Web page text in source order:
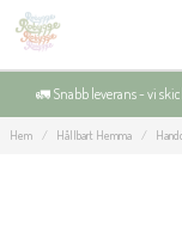
🚛 Snabb leverans - vi
Hem Hållbart Hemma